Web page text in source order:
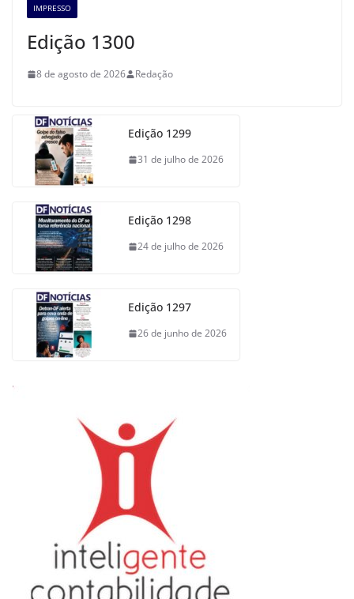
IMPRESSO
Edição 1300
8 de agosto de 2026 Redação
Edição 1299
31 de julho de 2026
Edição 1298
24 de julho de 2026
Edição 1297
26 de junho de 2026